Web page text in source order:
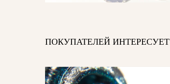
ПОКУПАТЕЛЕЙ ИНТЕРЕСУЕТ